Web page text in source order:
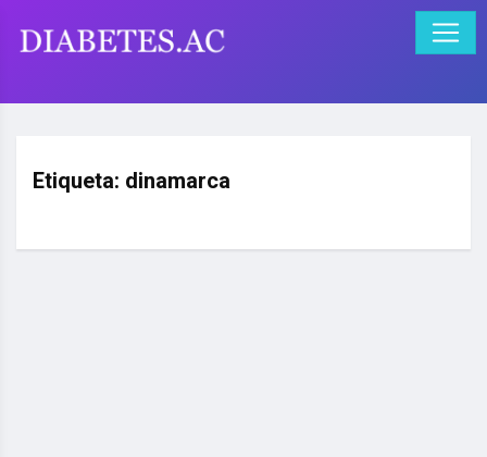
Etiqueta: dinamarca